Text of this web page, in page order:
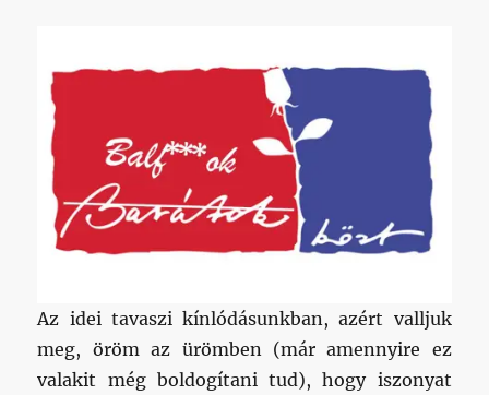
Az idei tavaszi kínlódásunkban, azért valljuk
meg, öröm az ürömben (már amennyire ez
valakit még boldogítani tud), hogy iszonyat